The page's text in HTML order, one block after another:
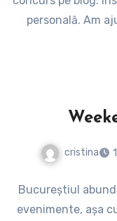
personală. Am
cristina
Bucureștiul
evenimente, așa